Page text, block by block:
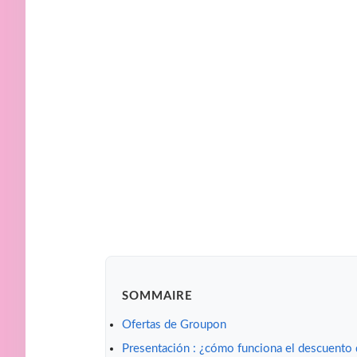
SOMMAIRE
Ofertas de Groupon
Presentación : ¿cómo funciona el descuento